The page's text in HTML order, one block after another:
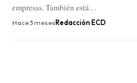
empresas. También está…
Hace 3 meses Redacción ECD